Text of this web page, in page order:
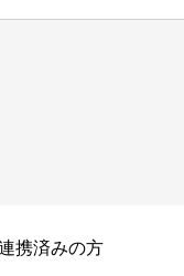
携済みの方